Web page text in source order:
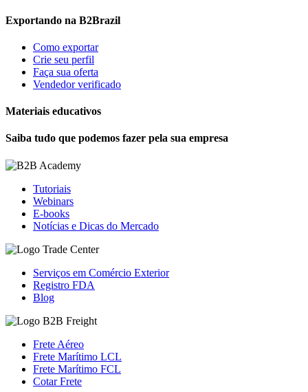
Exportando na B2Brazil
Como exportar
Crie seu perfil
Faça sua oferta
Vendedor verificado
Materiais educativos
Saiba tudo que podemos fazer pela sua empresa
Tutoriais
Webinars
E-books
Notícias e Dicas do Mercado
Serviços em Comércio Exterior
Registro FDA
Blog
Frete Aéreo
Frete Marítimo LCL
Frete Marítimo FCL
Cotar Frete